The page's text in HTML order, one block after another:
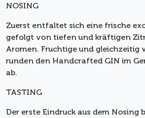
NOSING
Zuerst entfaltet sich eine frische
gefolgt von tiefen und kräftigen
Aromen. Fruchtige und gleichzeitig
runden den Handcrafted GIN im
ab.
TASTING
Der erste Eindruck aus dem Nosing